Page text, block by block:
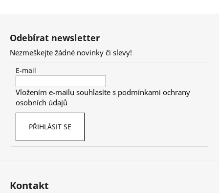
Z
Odebírat newsletter
Nezmeškejte žádné novinky či slevy!
E-mail
Vložením e-mailu souhlasíte s podmínkami ochrany
osobních údajů
PŘIHLÁSIT SE
Kontakt